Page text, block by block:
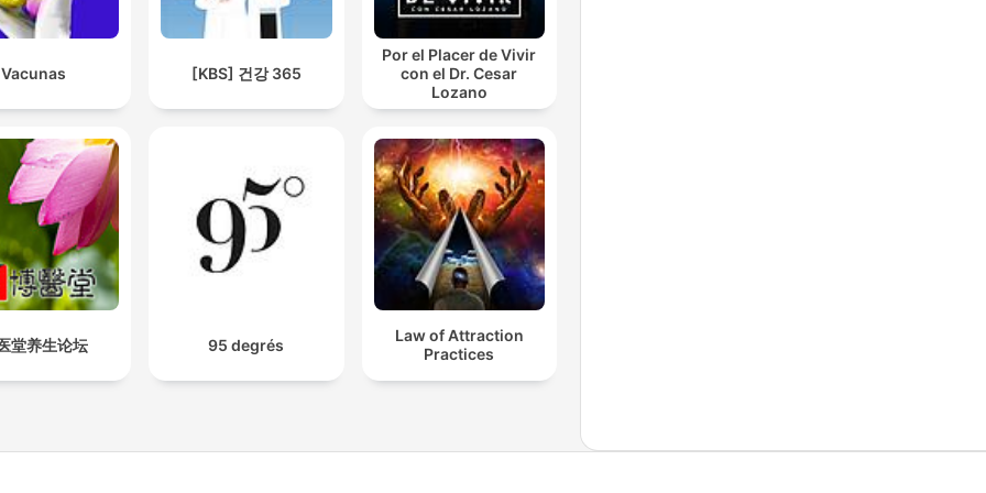
Vacunas [KBS] 건강 365
Por el Placer de Vivir
con el Dr. Cesar
Lozano
堂养生论坛 95 degrés
Law of Attraction
Practices